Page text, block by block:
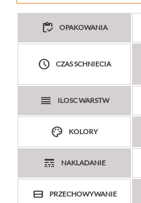
inventory OPAKOWANIA
watch_later CZAS SCHNIECIA
reorder ILOSC WARSTW
color_lens KOLORY
line_style NAKLADANIE
view_stream PRZECHOWYWANIE